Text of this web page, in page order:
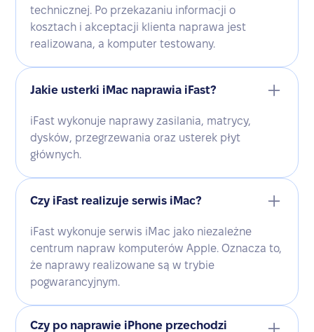
technicznej. Po przekazaniu informacji o
kosztach i akceptacji klienta naprawa jest
realizowana, a komputer testowany.
Jakie usterki iMac naprawia iFast?
iFast wykonuje naprawy zasilania, matrycy,
dysków, przegrzewania oraz usterek płyt
głównych.
Czy iFast realizuje serwis iMac?
iFast wykonuje serwis iMac jako niezależne
centrum napraw komputerów Apple. Oznacza to,
że naprawy realizowane są w trybie
pogwarancyjnym.
Czy po naprawie iPhone przechodzi